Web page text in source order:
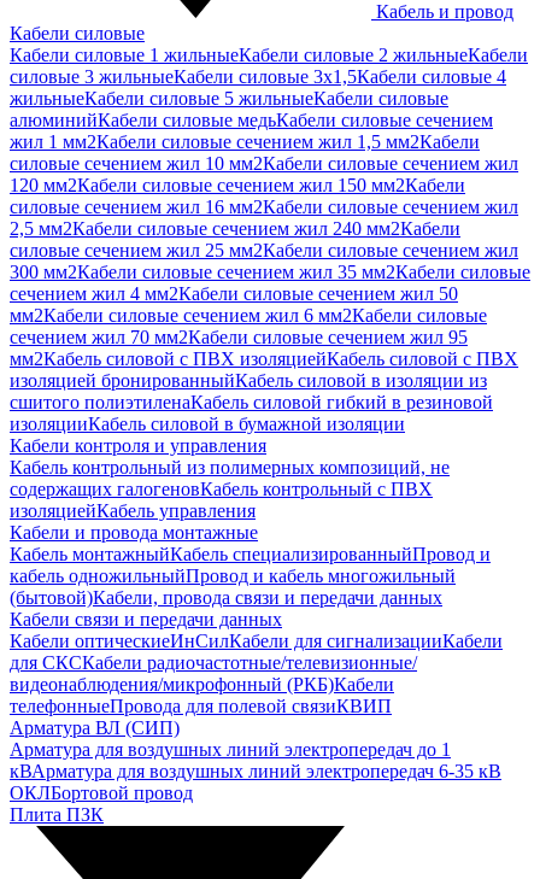
Кабель и провод
Кабели силовые
Кабели силовые 1 жильныеКабели силовые 2 жильныеКабели
силовые 3 жильныеКабели силовые 3х1,5Кабели силовые 4
жильныеКабели силовые 5 жильныеКабели силовые
алюминийКабели силовые медьКабели силовые сечением
жил 1 мм2Кабели силовые сечением жил 1,5 мм2Кабели
силовые сечением жил 10 мм2Кабели силовые сечением жил
120 мм2Кабели силовые сечением жил 150 мм2Кабели
силовые сечением жил 16 мм2Кабели силовые сечением жил
2,5 мм2Кабели силовые сечением жил 240 мм2Кабели
силовые сечением жил 25 мм2Кабели силовые сечением жил
300 мм2Кабели силовые сечением жил 35 мм2Кабели силовые
сечением жил 4 мм2Кабели силовые сечением жил 50
мм2Кабели силовые сечением жил 6 мм2Кабели силовые
сечением жил 70 мм2Кабели силовые сечением жил 95
мм2Кабель силовой с ПВХ изоляциейКабель силовой с ПВХ
изоляцией бронированныйКабель силовой в изоляции из
сшитого полиэтиленаКабель силовой гибкий в резиновой
изоляцииКабель силовой в бумажной изоляции
Кабели контроля и управления
Кабель контрольный из полимерных композиций, не
содержащих галогеновКабель контрольный с ПВХ
изоляциейКабель управления
Кабели и провода монтажные
Кабель монтажныйКабель специализированныйПровод и
кабель одножильныйПровод и кабель многожильный
(бытовой)Кабели, провода связи и передачи данных
Кабели связи и передачи данных
Кабели оптическиеИнСилКабели для сигнализацииКабели
для СКСКабели радиочастотные/телевизионные/
видеонаблюдения/микрофонный (РКБ)Кабели
телефонныеПровода для полевой связиКВИП
Арматура ВЛ (СИП)
Арматура для воздушных линий электропередач до 1
кВАрматура для воздушных линий электропередач 6-35 кВ
ОКЛБортовой провод
Плита ПЗК